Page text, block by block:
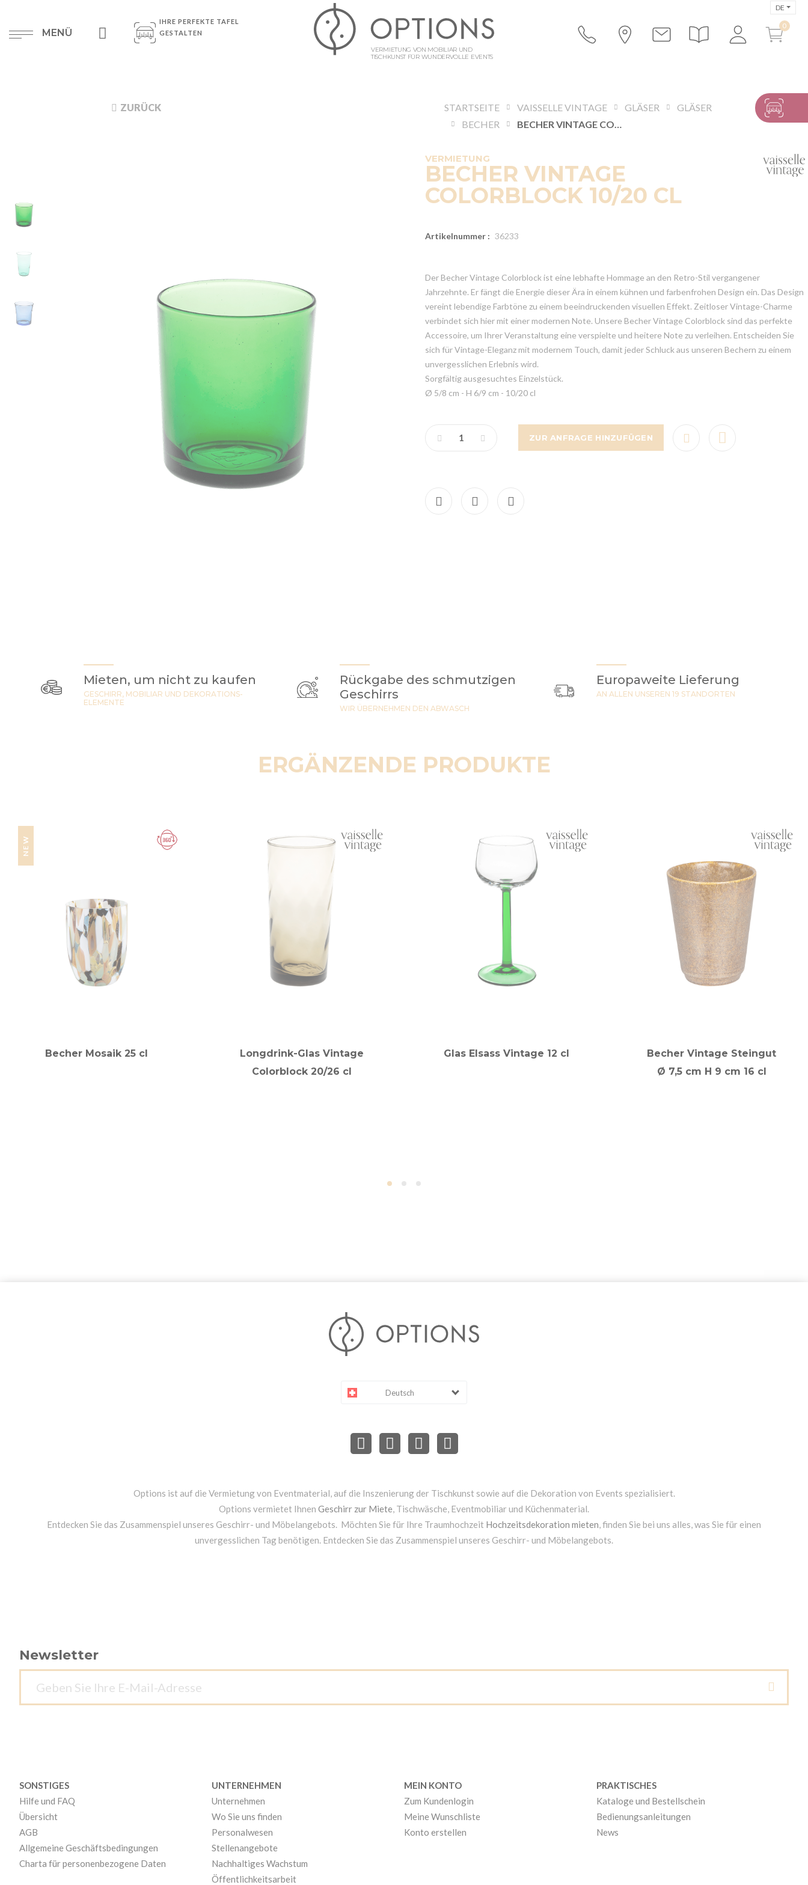
MENÜ
IHRE PERFEKTE TAFEL
GESTALTEN
VERMIETUNG VON MOBILIAR UND
TISCHKUNST FÜR WUNDERVOLLE EVENTS
DE
ZURÜCK STARTSEITE VAISSELLE VINTAGE GLÄSER
GLÄSER
BECHER
BECHER VINTAGE COLORBLOCK 10/20 CL
VERMIETUNG
BECHER VINTAGE
COLORBLOCK 10/20 CL
Artikelnummer : 36233
Der Becher Vintage Colorblock ist eine lebhafte Hommage an den Retro-Stil vergangener
Jahrzehnte. Er fängt die Energie dieser Ära in einem kühnen und farbenfrohen Design ein. Das Design
vereint lebendige Farbtöne zu einem beeindruckenden visuellen Effekt. Zeitloser Vintage-Charme
verbindet sich hier mit einer modernen Note. Unsere Becher Vintage Colorblock sind das perfekte
Accessoire, um Ihrer Veranstaltung eine verspielte und heitere Note zu verleihen. Entscheiden Sie
sich für Vintage-Eleganz mit modernem Touch, damit jeder Schluck aus unseren Bechern zu einem
unvergesslichen Erlebnis wird.
Sorgfältig ausgesuchtes Einzelstück.
Ø 5/8 cm - H 6/9 cm - 10/20 cl
ZUR ANFRAGE HINZUFÜGEN
Mieten, um nicht zu kaufen
GESCHIRR, MOBILIAR UND DEKORATIONS-
ELEMENTE
Rückgabe des schmutzigen
Geschirrs
WIR ÜBERNEHMEN DEN ABWASCH
Europaweite Lieferung
AN ALLEN UNSEREN 19 STANDORTEN
ERGÄNZENDE PRODUKTE
NEW
Becher Mosaik 25 cl
Longdrink-Glas Vintage
Colorblock 20/26 cl
Glas Elsass Vintage 12 cl
Becher Vintage Steingut
Ø 7,5 cm H 9 cm 16 cl
Deutsch
Options ist auf die Vermietung von Eventmaterial, auf die Inszenierung der Tischkunst sowie auf die Dekoration von Events spezialisiert.
Options vermietet Ihnen Geschirr zur Miete, Tischwäsche, Eventmobiliar und Küchenmaterial.
Entdecken Sie das Zusammenspiel unseres Geschirr- und Möbelangebots. Möchten Sie für Ihre Traumhochzeit Hochzeitsdekoration mieten, finden Sie bei uns alles, was Sie für einen
unvergesslichen Tag benötigen. Entdecken Sie das Zusammenspiel unseres Geschirr- und Möbelangebots.
Newsletter
SONSTIGES
Hilfe und FAQ
Übersicht
AGB
Allgemeine Geschäftsbedingungen
Charta für personenbezogene Daten
UNTERNEHMEN
Unternehmen
Wo Sie uns finden
Personalwesen
Stellenangebote
Nachhaltiges Wachstum
Öffentlichkeitsarbeit
MEIN KONTO
Zum Kundenlogin
Meine Wunschliste
Konto erstellen
PRAKTISCHES
Kataloge und Bestellschein
Bedienungsanleitungen
News